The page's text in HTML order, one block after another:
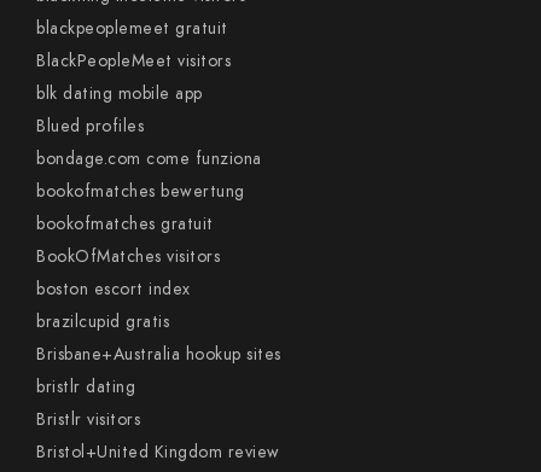
blackpeoplemeet gratuit
BlackPeopleMeet visitors
blk dating mobile app
Blued profiles
bondage.com come funziona
bookofmatches bewertung
bookofmatches gratuit
BookOfMatches visitors
boston escort index
brazilcupid gratis
Brisbane+Australia hookup sites
bristlr dating
Bristlr visitors
Bristol+United Kingdom review